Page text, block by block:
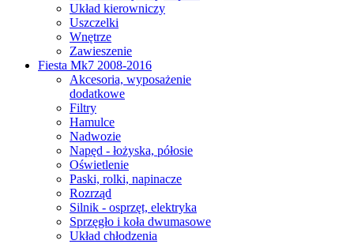
Układ kierowniczy
Uszczelki
Wnętrze
Zawieszenie
Fiesta Mk7 2008-2016
Akcesoria, wyposażenie
dodatkowe
Filtry
Hamulce
Nadwozie
Napęd - łożyska, półosie
Oświetlenie
Paski, rolki, napinacze
Rozrząd
Silnik - osprzęt, elektryka
Sprzęgło i koła dwumasowe
Układ chłodzenia